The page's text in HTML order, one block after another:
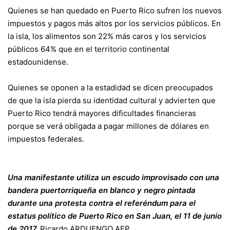
Quienes se han quedado en Puerto Rico sufren los nuevos
impuestos y pagos más altos por los servicios públicos. En
la isla, los alimentos son 22% más caros y los servicios
públicos 64% que en el territorio continental
estadounidense.
Quienes se oponen a la estadidad se dicen preocupados
de que la isla pierda su identidad cultural y advierten que
Puerto Rico tendrá mayores dificultades financieras
porque se verá obligada a pagar millones de dólares en
impuestos federales.
Una manifestante utiliza un escudo improvisado con una
bandera puertorriqueña en blanco y negro pintada
durante una protesta contra el referéndum para el
estatus político de Puerto Rico en San Juan, el 11 de junio